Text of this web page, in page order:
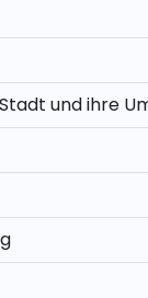
und ihre